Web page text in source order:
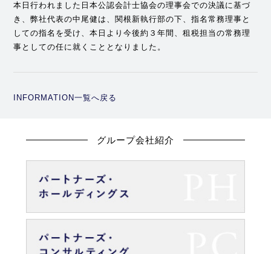
本日行われました日本公認会計士協会の理事会での決議に基づ
き、弊社代表の中尾健は、関根新執行部の下、指名常務理事と
しての指名を受け、本日より今後約３年間、租税担当の常務理
事としての任に就くこととなりました。
INFORMATION一覧へ戻る
グループ会社紹介